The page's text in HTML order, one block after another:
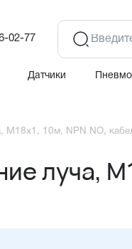
02-77
Датчики
М18х1, 10м, NPN NO,
луча,